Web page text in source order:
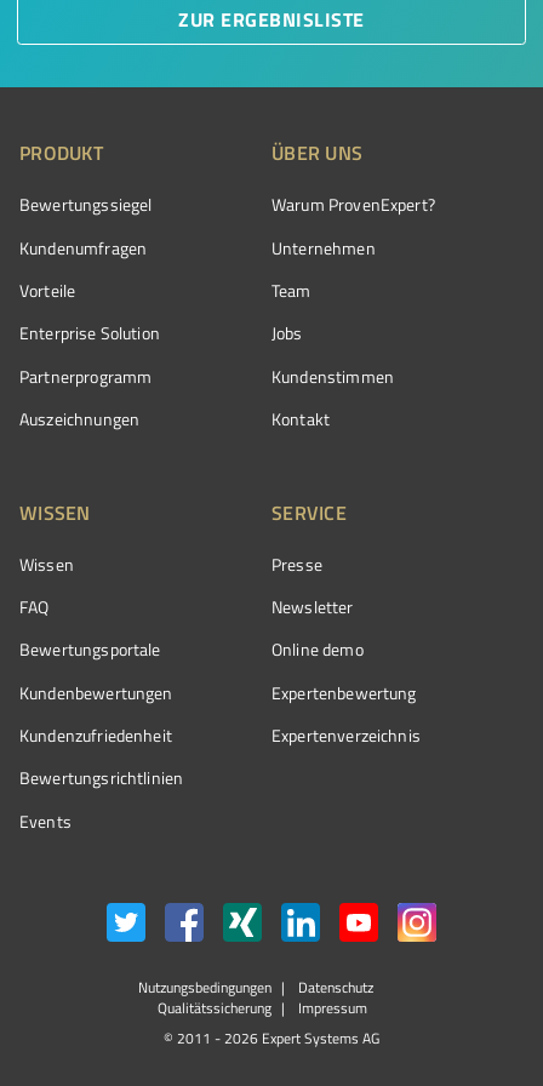
ZUR ERGEBNISLISTE
PRODUKT
Bewertungssiegel
Kundenumfragen
Vorteile
Enterprise Solution
Partnerprogramm
Auszeichnungen
ÜBER UNS
Warum ProvenExpert?
Unternehmen
Team
Jobs
Kundenstimmen
Kontakt
WISSEN
Wissen
FAQ
Bewertungsportale
Kundenbewertungen
Kundenzufriedenheit
Bewertungs­richtlinien
Events
SERVICE
Presse
Newsletter
Online demo
Expertenbewertung
Expertenverzeichnis
Nutzungsbedingungen
Datenschutz
Qualitätssicherung
Impressum
© 2011 - 2026 Expert Systems AG